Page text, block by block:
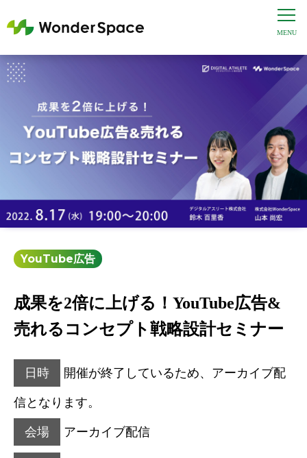
YouTube広告
成果を2倍に上げる！YouTube広告&
売れるコンセプト戦略設計セミナー
日時 開催が終了しているため、アーカイブ配
信となります。
会場 アーカイブ配信